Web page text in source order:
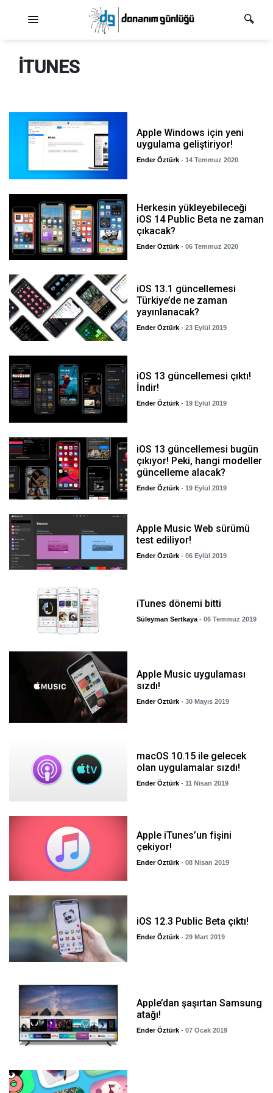
ITUNES
Apple Windows için yeni
uygulama geliştiriyor!
Ender Öztürk - 14 Temmuz 2020
Herkesin yükleyebileceği
iOS 14 Public Beta ne zaman
çıkacak?
Ender Öztürk - 06 Temmuz 2020
iOS 13.1 güncellemesi
Türkiye’de ne zaman
yayınlanacak?
Ender Öztürk - 23 Eylül 2019
iOS 13 güncellemesi çıktı!
İndir!
Ender Öztürk - 19 Eylül 2019
iOS 13 güncellemesi bugün
çıkıyor! Peki, hangi modeller
güncelleme alacak?
Ender Öztürk - 19 Eylül 2019
Apple Music Web sürümü
test ediliyor!
Ender Öztürk - 06 Eylül 2019
iTunes dönemi bitti
Süleyman Sertkaya - 06 Temmuz 2019
Apple Music uygulaması
sızdı!
Ender Öztürk - 30 Mayıs 2019
macOS 10.15 ile gelecek
olan uygulamalar sızdı!
Ender Öztürk - 11 Nisan 2019
Apple iTunes’un fişini
çekiyor!
Ender Öztürk - 08 Nisan 2019
iOS 12.3 Public Beta çıktı!
Ender Öztürk - 29 Mart 2019
Apple’dan şaşırtan Samsung
atağı!
Ender Öztürk - 07 Ocak 2019